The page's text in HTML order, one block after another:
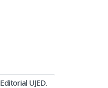
Editorial UJED.